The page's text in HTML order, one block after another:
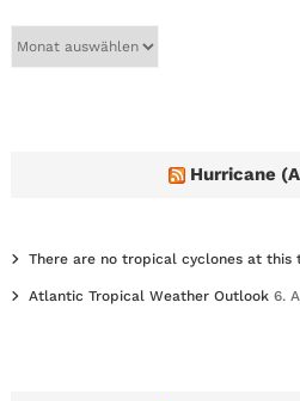
Hurricane
There are no tropical cyclones at this
Atlantic Tropical Weather Outlook 6.